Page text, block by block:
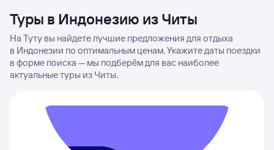
Туры в Индонезию из Читы
На Туту вы найдете лучшие предложения для отдыха
в Индонезии по оптимальным ценам. Укажите даты поездки
в форме поиска — мы подберём для вас наиболее
актуальные туры из Читы.